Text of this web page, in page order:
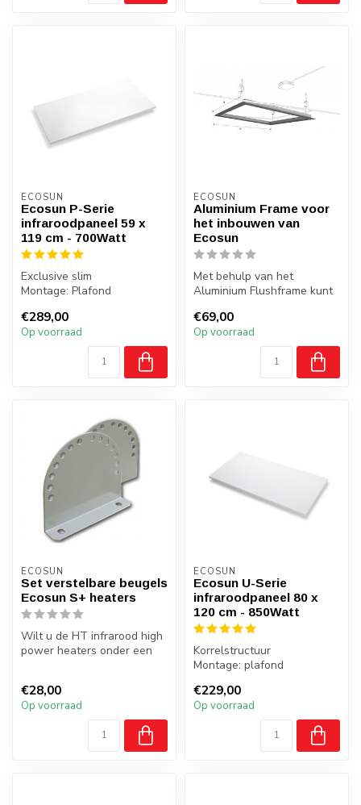
ECOSUN
Ecosun P-Serie
infraroodpaneel 59 x
119 cm - 700Watt
Exclusive slim
Montage: Plafond
Badkamer: Ja, zone 2,3
€289,00
Op voorraad
ECOSUN
Aluminium Frame voor
het inbouwen van
Ecosun
Met behulp van het
Aluminium Flushframe kunt
wegwerke...
€69,00
Op voorraad
ECOSUN
Set verstelbare beugels
Ecosun S+ heaters
Wilt u de HT infrarood high
power heaters onder een
€28,00
Op voorraad
ECOSUN
Ecosun U-Serie
infraroodpaneel 80 x
120 cm - 850Watt
Korrelstructuur
Montage: plafond
Badkamer: ja, zone 2,3
€229,00
Op voorraad